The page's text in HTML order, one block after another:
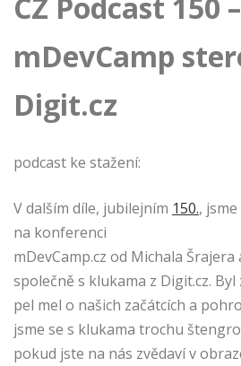
mDevCamp
Digit.cz
podcast ke stažení:
V dalším díle, jubilejním 150.,
na konferenci
mDevCamp.cz od Michala
společně s klukama z Digit.cz.
pel mel o našich začátcích a
jsme se s klukama trochu
pokud jste na nás zvědaví v